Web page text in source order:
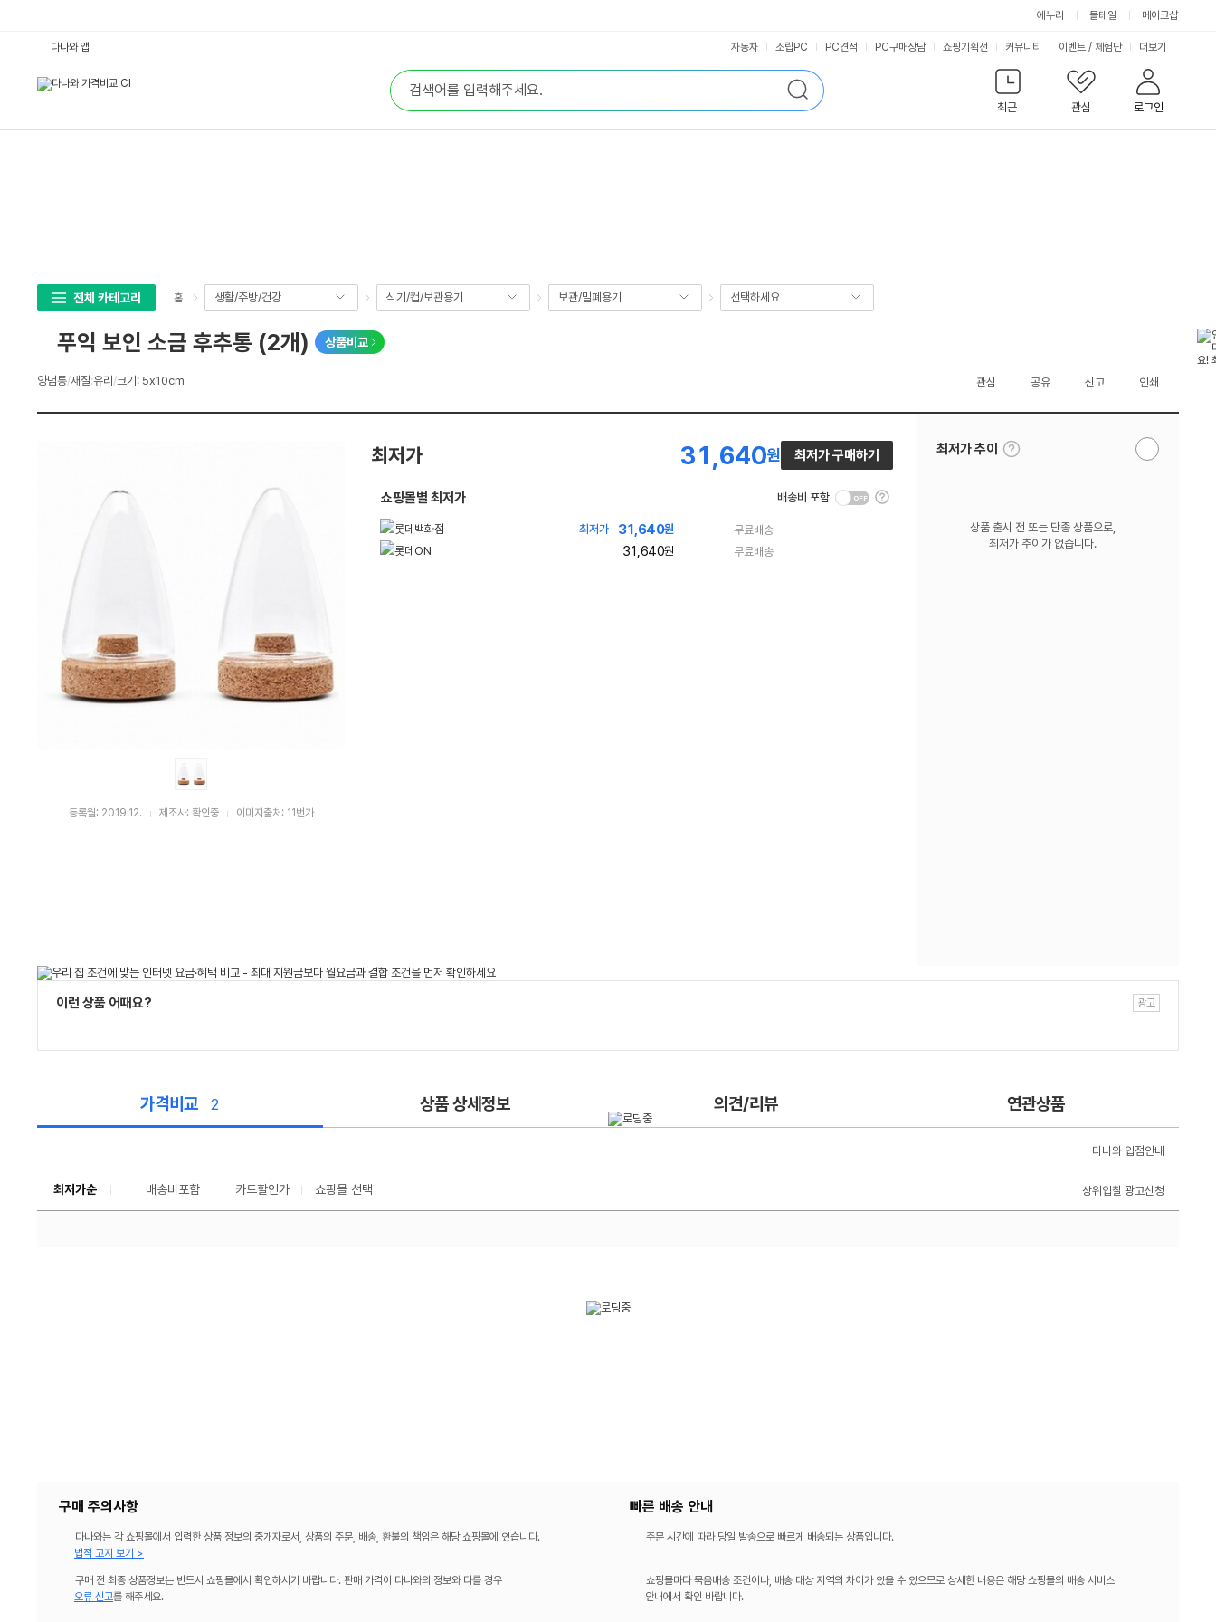
에누리 몰테일
메이크샵
합
검
색
검
색
최근
관심 로그인
다나와 앱 자동차 조립PC PC견적 PC구매상담 쇼핑기획전 커뮤니티 이벤트 / 체험단 서
비
스
더보기
전체 카테고리 홈 생활/주방/건강 식기/컵/보관용기 보관/밀폐용기 선택하세요
ㅤ푸익 보인 소금 후추통 (2개) 상품비교
상
양념통/재질:유리 /크기: 5x10cm 관심 공유 신고 인쇄
등록월: 2019.12. 제조사: 확인중 이미지출처: 11번가
최저가 31,640원 최저가 구매하기
쇼핑몰별 최저가 배송비 포함
툴
팁
최저가 31,640원 무료배송
31,640원 무료배송
최저가 추이
툴
팁
알
상품 출시 전 또는 단종 상품으로,
최저가 추이가 없습니다.
이런 상품 어때요?
가격비교 2 상품 상세정보 의견/리뷰 연관상품
다나와 입점안내
최저가순 배송비포함 카드할인가 쇼핑몰 선택 상위입찰 광고신청
구매 주의사항
다나와는 각 쇼핑몰에서 입력한 상품 정보의 중개자로서, 상품의 주문, 배송, 환불의 책임은 해당 쇼핑몰에 있습니다.
법적 고지 보기 >
구매 전 최종 상품정보는 반드시 쇼핑몰에서 확인하시기 바랍니다. 판매 가격이 다나와의 정보와 다를 경우
오류 신고를 해주세요.
빠른 배송 안내
주문 시간에 따라 당일 발송으로 빠르게 배송되는 상품입니다.
쇼핑몰마다 묶음배송 조건이나, 배송 대상 지역의 차이가 있을 수 있으므로 상세한 내용은 해당 쇼핑몰의 배송 서비스
안내에서 확인 바랍니다.